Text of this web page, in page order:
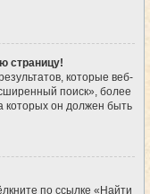
страницу!
которые веб-
поиск», более
которых он должен быть
по ссылке «Найти